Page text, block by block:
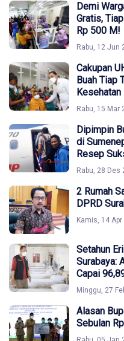
Demi
Gratis,
Rp 500 M!
Rabu, 12 Jun
Cakupan
Buah Tiap
Kesehatan
Rabu, 15 Mar
Dipimpin
di
Resep
Rabu, 28 Des
2 Rumah
DPRD
Kamis, 14
Setahun
Surabaya:
Capai
Minggu, 27
Alasan
Sebulan